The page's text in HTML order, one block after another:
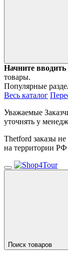
Начните вводить
товары.
Популярные
Весь каталог
Уважаемые
уточнять у
Thetford заказы
на территории РФ
Поиск товаров